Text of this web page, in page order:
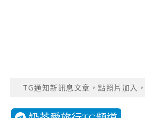
TG通知新訊息文章，點照片加入